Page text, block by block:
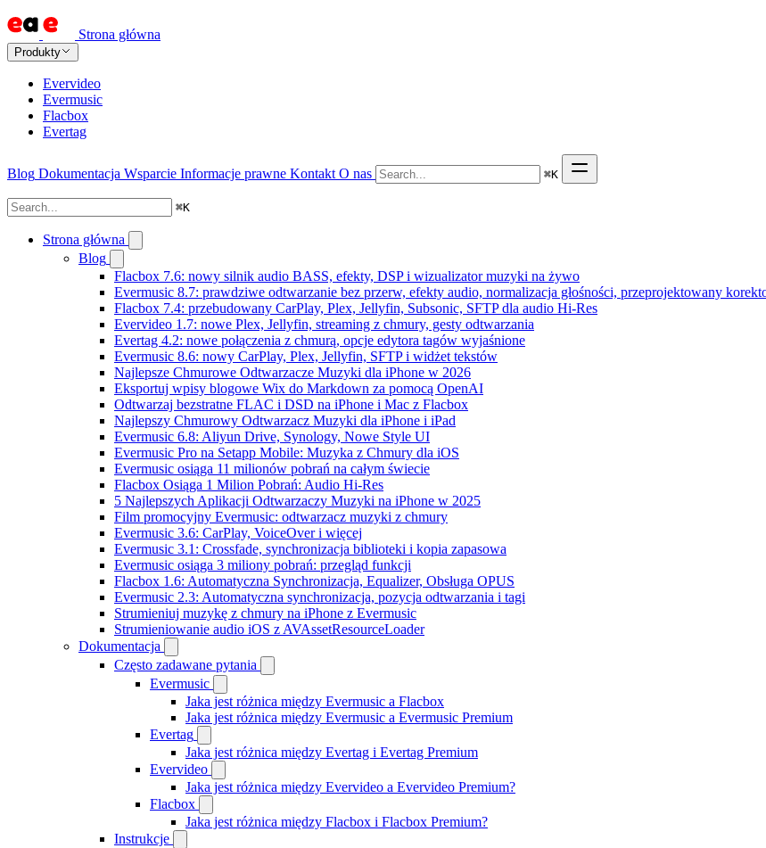
Strona główna
Produkty
Evervideo
Evermusic
Flacbox
Evertag
Blog Dokumentacja Wsparcie Informacje prawne Kontakt O nas ⌘K
⌘K
Strona główna
Blog
Flacbox 7.6: nowy silnik audio BASS, efekty, DSP i wizualizator muzyki na żywo
Evermusic 8.7: prawdziwe odtwarzanie bez przerw, efekty audio, normalizacja głośności, przeprojektowany
Flacbox 7.4: przebudowany CarPlay, Plex, Jellyfin, Subsonic, SFTP dla audio Hi-Res
Evervideo 1.7: nowe Plex, Jellyfin, streaming z chmury, gesty odtwarzania
Evertag 4.2: nowe połączenia z chmurą, opcje edytora tagów wyjaśnione
Evermusic 8.6: nowy CarPlay, Plex, Jellyfin, SFTP i widżet tekstów
Najlepsze Chmurowe Odtwarzacze Muzyki dla iPhone w 2026
Eksportuj wpisy blogowe Wix do Markdown za pomocą OpenAI
Odtwarzaj bezstratne FLAC i DSD na iPhone i Mac z Flacbox
Najlepszy Chmurowy Odtwarzacz Muzyki dla iPhone i iPad
Evermusic 6.8: Aliyun Drive, Synology, Nowe Style UI
Evermusic Pro na Setapp Mobile: Muzyka z Chmury dla iOS
Evermusic osiąga 11 milionów pobrań na całym świecie
Flacbox Osiąga 1 Milion Pobrań: Audio Hi-Res
5 Najlepszych Aplikacji Odtwarzaczy Muzyki na iPhone w 2025
Film promocyjny Evermusic: odtwarzacz muzyki z chmury
Evermusic 3.6: CarPlay, VoiceOver i więcej
Evermusic 3.1: Crossfade, synchronizacja biblioteki i kopia zapasowa
Evermusic osiąga 3 miliony pobrań: przegląd funkcji
Flacbox 1.6: Automatyczna Synchronizacja, Equalizer, Obsługa OPUS
Evermusic 2.3: Automatyczna synchronizacja, pozycja odtwarzania i tagi
Strumieniuj muzykę z chmury na iPhone z Evermusic
Strumieniowanie audio iOS z AVAssetResourceLoader
Dokumentacja
Często zadawane pytania
Evermusic
Jaka jest różnica między Evermusic a Flacbox
Jaka jest różnica między Evermusic a Evermusic Premium
Evertag
Jaka jest różnica między Evertag i Evertag Premium
Evervideo
Jaka jest różnica między Evervideo a Evervideo Premium?
Flacbox
Jaka jest różnica między Flacbox i Flacbox Premium?
Instrukcje